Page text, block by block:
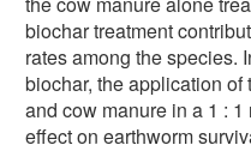
biochar treatment
rates among the species.
biochar, the application
and cow manure in a 1 :
effect on earthworm